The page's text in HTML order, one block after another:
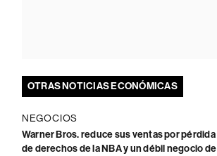
OTRAS NOTICIAS ECONÓMICAS
NEGOCIOS
Warner Bros. reduce sus ventas por pérdida
de derechos de la NBA y un débil negocio de